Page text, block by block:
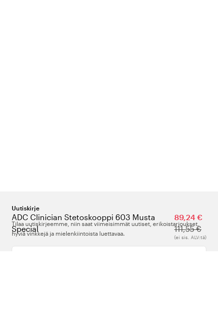
ADC Clinician Stetoskooppi 603 Musta
Special
89,24 €
111,55 €
(ei sis. ALV:tä)
Uutiskirje
Tilaa uutiskirjeemme, niin saat viimeisimmät uutiset, erikoistarjoukset,
hyviä vinkkejä ja mielenkiintoista luettavaa.
Kirjoita sähköpostiosoitteesi